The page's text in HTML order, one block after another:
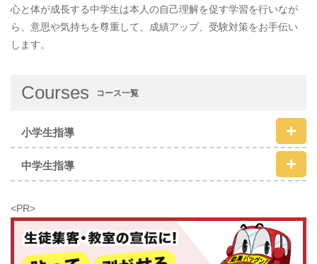
心と体が成長する中学生は本人の自己理解を促す学習を行いなが
ら、意思や気持ちを尊重して、成績アップ、受験対策をお手伝い
します。
Courses コース一覧
小学生指導
中学生指導
<PR>